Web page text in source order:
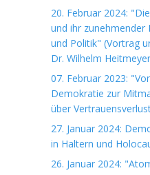
20. Februar 2024:
und ihr zunehmender
und Politik" (Vortrag
Dr. Wilhelm
07. Februar 2023:
Demokratie zur
über
27. Januar 2024:
in Haltern und
26. Januar 2024: